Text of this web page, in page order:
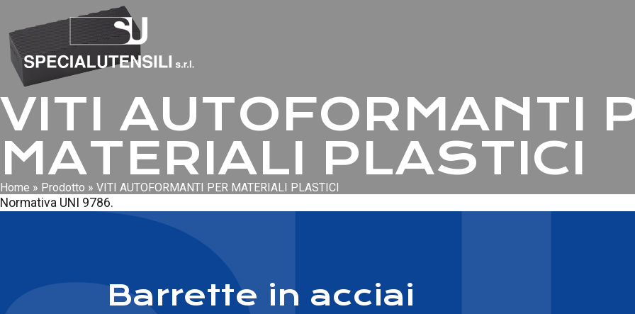
VITI AUTOFORMANTI
MATERIALI PLASTICI
Home » Prodotto » VITI AUTOFORMANTI PER MATERIALI PLASTICI
Normativa UNI 9786.
Barrette in acciai